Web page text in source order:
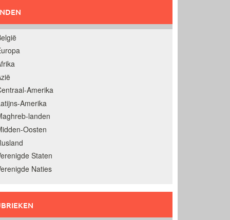
Amerika
Amerika
landen
Oosten
Staten
Naties